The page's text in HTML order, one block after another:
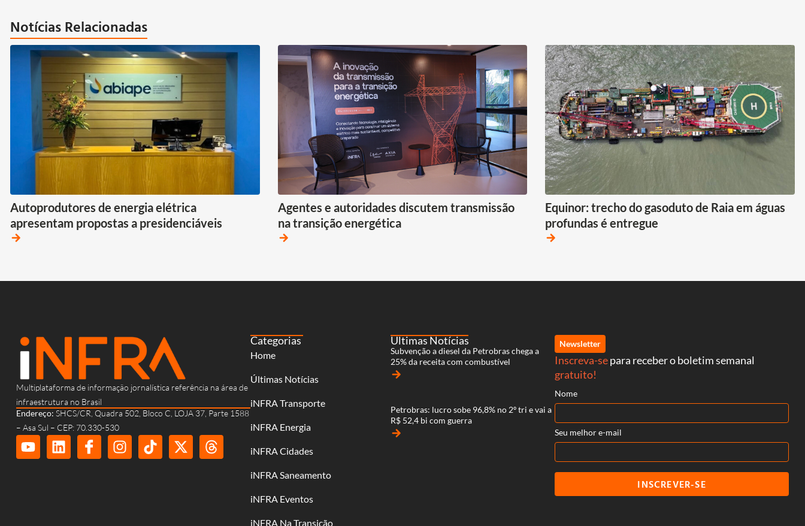
Notícias Relacionadas
Autoprodutores de energia elétrica
apresentam propostas a presidenciáveis
arrow_forward
Agentes e autoridades discutem transmissão
na transição energética
arrow_forward
Equinor: trecho do gasoduto de Raia em águas
profundas é entregue
arrow_forward
Multiplataforma de informação jornalística referência na área de
infraestrutura no Brasil
Endereço: SHCS/CR, Quadra 502, Bloco C, LOJA 37, Parte 1588
– Asa Sul – CEP: 70.330-530
Categorias
Home
Últimas Notícias
iNFRA Transporte
iNFRA Energia
iNFRA Cidades
iNFRA Saneamento
iNFRA Eventos
iNFRA Na Transição
Últimas Notícias
Subvenção a diesel da Petrobras chega a
25% da receita com combustível
arrow_forward
Petrobras: lucro sobe 96,8% no 2º tri e vai a
R$ 52,4 bi com guerra
arrow_forward
Newsletter
Inscreva-separa receber o boletim semanal
gratuito!
Nome
Seu melhor e-mail
INSCREVER-SE